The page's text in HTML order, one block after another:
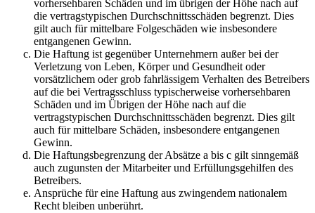
vorhersehbaren Schäden und im übrigen der Höhe nach auf
die vertragstypischen Durchschnittsschäden begrenzt. Dies
gilt auch für mittelbare Folgeschäden wie insbesondere
entgangenen Gewinn.
Die Haftung ist gegenüber Unternehmern außer bei der
Verletzung von Leben, Körper und Gesundheit oder
vorsätzlichem oder grob fahrlässigem Verhalten des Betreibers
auf die bei Vertragsschluss typischerweise vorhersehbaren
Schäden und im Übrigen der Höhe nach auf die
vertragstypischen Durchschnittsschäden begrenzt. Dies gilt
auch für mittelbare Schäden, insbesondere entgangenen
Gewinn.
Die Haftungsbegrenzung der Absätze a bis c gilt sinngemäß
auch zugunsten der Mitarbeiter und Erfüllungsgehilfen des
Betreibers.
Ansprüche für eine Haftung aus zwingendem nationalem
Recht bleiben unberührt.